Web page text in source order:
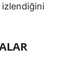
izlendiğini